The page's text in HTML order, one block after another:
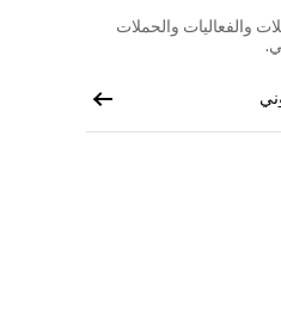
والفعاليات والحملات